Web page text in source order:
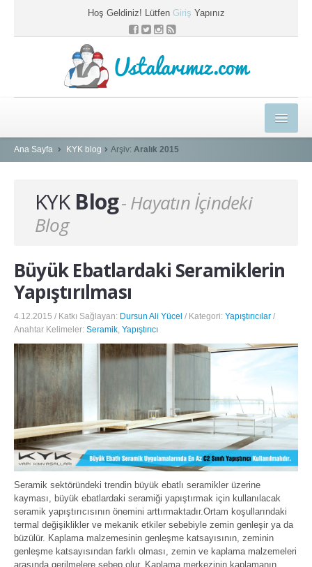
Hoş Geldiniz! Lütfen Giriş Yapınız
Ustalarımız.com
HEDİYELER
KYK BLOG
PROFESYONEL ÇÖZÜMLER
SEPETİM
Ana Sayfa KYK blog Arşiv: Aralık 2015
KYKBlog- Hayatın İçindeki
Blog
Büyük Ebatlardaki Seramiklerin
Yapıştırılması
4.12.2015 / Katkı Sağlayan: Dursun Ali Yücel / Kategori: Yapıştırıcılar /
Anahtar Kelimeler: Seramik Yapıştırıcı
Seramik sektöründeki trendin büyük ebatlı seramikler üzerine
kayması, büyük ebatlardaki seramiği yapıştırmak için kullanılacak
seramik yapıştırıcısının önemini arttırmaktadır.Ortam koşullarındaki
termal değişiklikler ve mekanik etkiler sebebiyle zemin genleşir ya da
büzülür. Kaplama malzemesinin genleşme katsayısının, zeminin
genleşme katsayısından farklı olması, zemin ve kaplama malzemeleri
arasında gerilmelere sebep olur. Kaplama merkezinin kaplamanın